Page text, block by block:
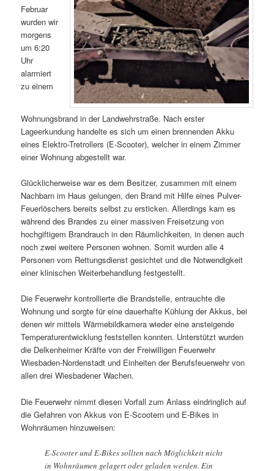
Februar
wurden wir
morgens
um 6:20
Uhr
alarmiert
zu einem
Wohnungsbrand in der Landwehrstraße. Nach erster
Lageerkundung handelte es sich um einen brennenden Akku
eines Elektro-Tretrollers (E-Scooter), welcher in einem Zimmer
einer Wohnung abgestellt war.
Glücklicherweise war es dem Besitzer, zusammen mit einem
Nachbarn im Haus gelungen, den Brand mit Hilfe eines Pulver-
Feuerlöschers bereits selbst zu ersticken. Allerdings kam es
während des Brandes zu einer massiven Freisetzung von
hochgiftigem Brandrauch in den Räumlichkeiten, in denen auch
noch zwei weitere Personen wohnen. Somit wurden alle 4
Personen vom Rettungsdienst gesichtet und die Notwendigkeit
einer klinischen Weiterbehandlung festgestellt.
Die Feuerwehr kontrollierte die Brandstelle, entrauchte die
Wohnung und sorgte für eine dauerhafte Kühlung der Akkus, bei
denen wir mittels Wärmebildkamera wieder eine ansteigende
Temperaturentwicklung feststellen konnten. Unterstützt wurden
die Delkenheimer Kräfte von der Freiwilligen Feuerwehr
Wiesbaden-Nordenstadt und Einheiten der Berufsfeuerwehr von
allen drei Wiesbadener Wachen.
Die Feuerwehr nimmt diesen Vorfall zum Anlass eindringlich auf
die Gefahren von Akkus von E-Scootern und E-Bikes in
Wohnräumen hinzuweisen:
E-Scooter und E-Bikes sollten nach Möglichkeit nicht
in Wohnräumen gelagert oder geladen werden. Ein